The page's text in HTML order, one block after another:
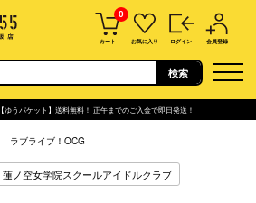
0
カート お気に入り ログイン 会員登録
ゆうパケット】送料無料！ 正午までのご入金で即日発送！
ラブライブ！OCG
ノ空女学院スクールアイドルクラブ